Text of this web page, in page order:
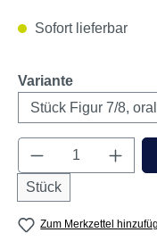
Sofort lieferbar
Varianteauswählen
Produkt
Stück
Zum Merkzettel